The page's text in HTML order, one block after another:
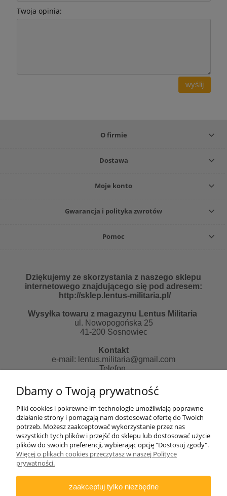
Twoja opinia:
wyślij
O firmie
Dostawa
Moje konto
Gwarancja i polityka zwrotów
Pomoc
Dziękujemy ze skorzystania z naszego sklepu
internetowego znajdującego się pod adresem:
http://sklep.lentus-militaria.pl/
Wysyłka towaru z magazynu Lentus Militaria
ul. Nowopogońska 25
41-200 Sosnowiec
Kontakt
e-mail: lentus.militaria@gmail.com
Telefon
Zapraszamy do skorzystania z naszych usług:
Strona informacyjna:
http://lentus-militaria.pl/
oraz usług Agencji fotograficznej
http://zatrzymanewkadrze.com.pl/
Lentus Rafał Nizicki
ul. Generała Andersa 2e/77
Dbamy o Twoją prywatność
Pliki cookies i pokrewne im technologie umożliwiają poprawne
działanie strony i pomagają nam dostosować ofertę do Twoich
potrzeb. Możesz zaakceptować wykorzystanie przez nas
wszystkich tych plików i przejść do sklepu lub dostosować użycie
plików do swoich preferencji, wybierając opcję "Dostosuj zgody".
Więcej o plikach cookies przeczytasz w naszej Polityce
prywatności.
zaakceptuj tylko niezbędne